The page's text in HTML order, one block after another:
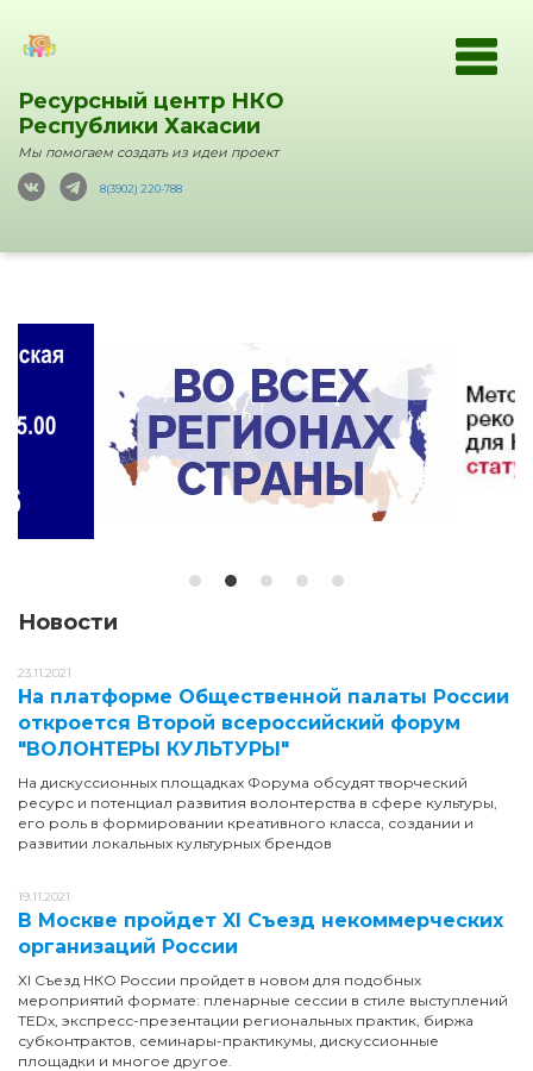
Ресурсный центр НКО
Республики Хакасии
Мы помогаем создать из идеи проект
8(3902) 220-788
Новости
23.11.2021
На платформе Общественной палаты России
откроется Второй всероссийский форум
"ВОЛОНТЕРЫ КУЛЬТУРЫ"
На дискуссионных площадках Форума обсудят творческий
ресурс и потенциал развития волонтерства в сфере культуры,
его роль в формировании креативного класса, создании и
развитии локальных культурных брендов
19.11.2021
В Москве пройдет XI Съезд некоммерческих
организаций России
XI Съезд НКО России пройдет в новом для подобных
мероприятий формате: пленарные сессии в стиле выступлений
TEDx, экспресс-презентации региональных практик, биржа
субконтрактов, семинары-практикумы, дискуссионные
площадки и многое другое.